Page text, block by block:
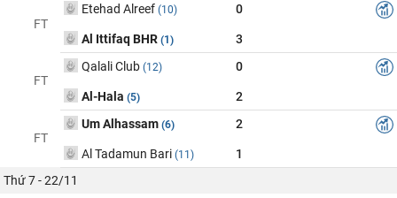
FT
Etehad Alreef (10) 0
Al Ittifaq BHR (1) 3
FT
Qalali Club (12) 0
Al-Hala (5) 2
FT
Um Alhassam (6) 2
Al Tadamun Bari (11)
1
Thứ 7 - 22/11